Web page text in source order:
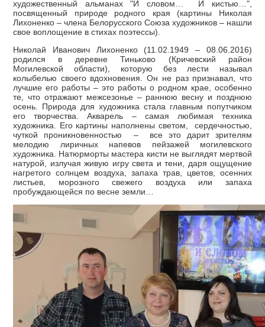
художественный альманах "И словом… И кистью…",
посвященный природе родного края (картины Николая
Лихоненко – члена Белорусского Союза художников – нашли
свое воплощение в стихах поэтессы).
Николай Иванович Лихоненко (11.02.1949 – 08.06.2016)
родился в деревне Тиньково (Кричевский район
Могилевской области), которую без лести называл
колыбелью своего вдохновения. Он не раз признавал, что
лучшие его работы – это работы о родном крае, особенно
те, что отражают межсезонье – раннюю весну и позднюю
осень. Природа для художника стала главным попутчиком
его творчества. Акварель – самая любимая техника
художника. Его картины наполнены светом, сердечностью,
чуткой проникновенностью – все это дарит зрителям
мелодию лиричных напевов пейзажей могилевского
художника. Натюрморты мастера кисти не выглядят мертвой
натурой, излучая живую игру света и тени, даря ощущение
нагретого солнцем воздуха, запаха трав, цветов, осенних
листьев, морозного свежего воздуха или запаха
пробуждающейся по весне земли…